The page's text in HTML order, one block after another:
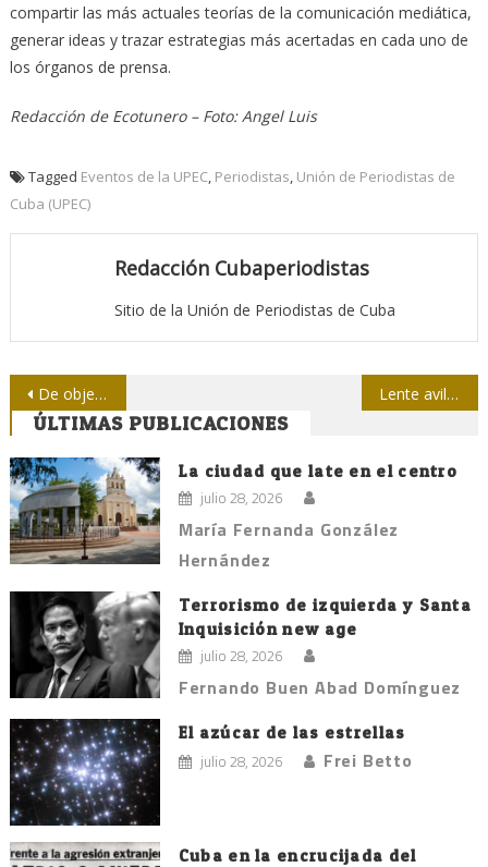
compartir las más actuales teorías de la comunicación mediática,
generar ideas y trazar estrategias más acertadas en cada uno de
los órganos de prensa.
Redacción de Ecotunero – Foto: Angel Luis
Tagged Eventos de la UPEC, Periodistas, Unión de Periodistas de
Cuba (UPEC)
Redacción Cubaperiodistas
Sitio de la Unión de Periodistas de Cuba
Navegación
de
entradas
De objetivos y procesos… Lente avileño aporta audiovisual sobre Olga Tañón
ÚLTIMAS PUBLICACIONES
La ciudad que late en el centro
julio 28, 2026
María Fernanda González
Hernández
Terrorismo de izquierda y Santa
Inquisición new age
julio 28, 2026
Fernando Buen Abad Domínguez
El azúcar de las estrellas
julio 28, 2026 Frei Betto
Cuba en la encrucijada del